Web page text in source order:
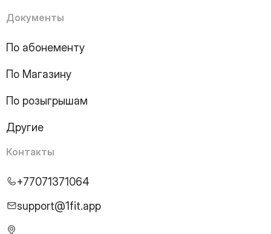
Документы
По абонементу
По Магазину
По розыгрышам
Другие
Контакты
+77071371064
support@1fit.app